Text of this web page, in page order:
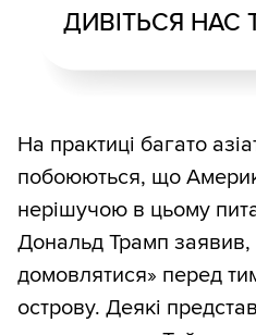
ДИВІТЬСЯ НАС
На практиці багато
побоюються, що
нерішучою в цьому
Дональд Трамп
домовлятися» перед
острову. Деякі